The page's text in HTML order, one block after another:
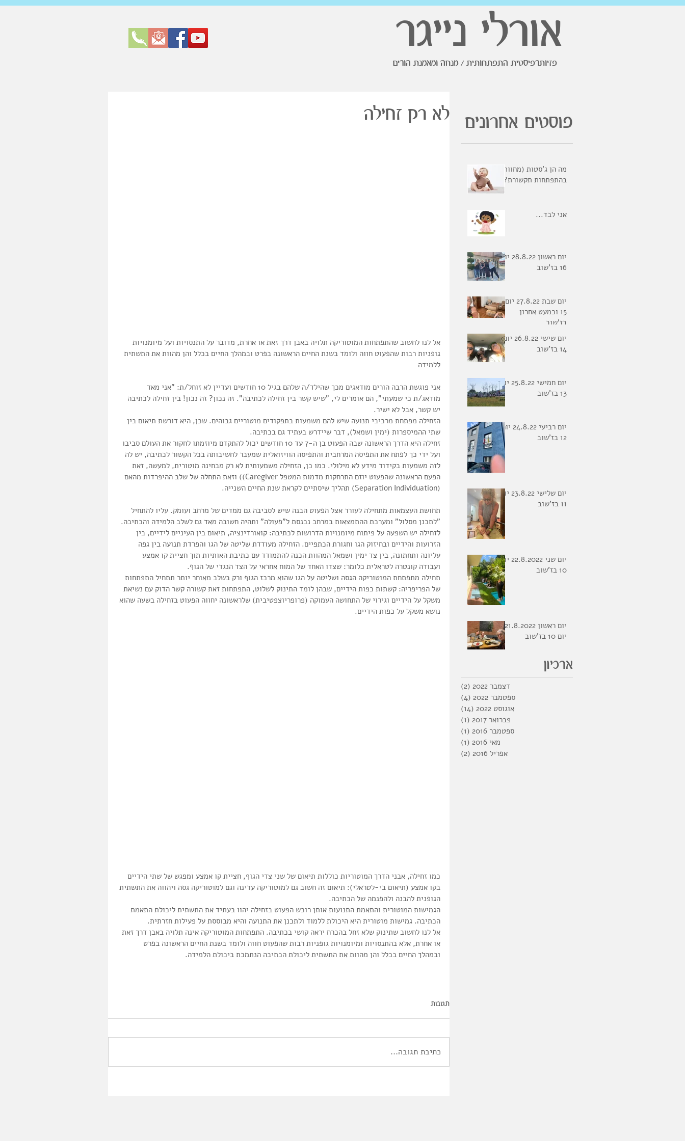
פזיותרפיסטית התפתחותית / מנחה ומאמנת הורים
אורלי נייגר
לא רק זחילה
אל לנו לחשוב שהתפתחות המוטוריקה תלויה באבן דרך זאת או אחרת, מדובר על התנסויות ועל מיומנויות
גופניות רבות שהפעוט חווה ולומד בשנת החיים הראשונה בפרט ובמהלך החיים בכלל והן מהוות את התשתית
ללמידה
אני פוגשת הרבה הורים מודאגים מכך שהילד/ה שלהם בגיל 10 חודשים ועדיין לא זוחל/ת: "אני מאד
מודאג/ת כי שמעתי", הם אומרים לי, "שיש קשר בין זחילה לכתיבה". זה נכון? זה נכון! בין זחילה לכתיבה
יש קשר, אבל לא ישיר.
הזחילה מפתחת מרכיבי תנועה שיש להם משמעות בתפקודים מוטוריים גבוהים. שכן, היא דורשת תיאום בין
שתי ההמיספרות (ימין ושמאל), דבר שיידרש בעתיד גם בכתיבה.
זחילה היא הדרך הראשונה שבה הפעוט בן ה-7 עד 10 חודשים יכול להתקדם מיוזמתו לחקור את העולם סביבו
ועל ידי כך לפתח את התפיסה המרחבית והתפיסה הוויזואלית שמעבר לחשיבותה בכל הקשור לכתיבה, יש לה
לזה משמעות בקידוד מידע לא מילולי. כמו כן, הזחילה משמעותית לא רק מבחינה מוטורית, למעשה, זאת
הפעם הראשונה שהפעוט יוזם התרחקות מדמות המטפל Caregiver)) וזאת התחלה של שלב ההיפרדות מהאם
(Separation Individuation) תהליך שיסתיים לקראת שנת החיים השנייה.
תחושת העצמאות מתחילה לעורר אצל הפעוט הבנה שיש לסביבה גם ממדים של מרחב ועומק. עליו להתחיל
"לתכנן מסלול" ומערכת ההתמצאות במרחב נכנסת ל"פעולה" ותהיה חשובה מאד גם לשלב הלמידה והכתיבה.
לזחילה יש השפעה על פיתוח מיומנויות הדרושות לכתיבה: קואורדינציה, תיאום בין העיניים לידיים, בין
הזרועות והידיים ובחיזוק הגו וחגורת הכתפיים. הזחילה מעודדת שליטה של הגו והפרדת תנועה בין גפה
עליונה ותחתונה, בין צד ימין ושמאל המהוות הכנה להתמודד עם כתיבת האותיות תוך חציית קו אמצע
ועבודה קונטרה לטראלית כלומר: שצדו האחד של המוח אחראי על הצד הנגדי של הגוף.
תחילה מתפתחת המוטוריקה הגסה ושליטה על הגו שהוא מרכז הגוף ורק בשלב מאוחר יותר תתחיל התפתחות
של הפריפריה: קשתות כפות הידיים, שבהן לומד התינוק לשלוט, התפתחות זאת קשורה קשר הדוק עם נשיאת
משקל על הידיים וגירוי של התחושה העמוקה (פרופריוצפטיבית) שלראשונה יחווה הפעוט בזחילה בשעה שהוא
נושא משקל על כפות הידיים.
כמו זחילה, אבני הדרך המוטוריות כוללות תיאום של שני צדי הגוף, חציית קו אמצע ומפגש של שתי הידיים
בקו אמצע (תיאום בי-לטראלי): תיאום זה חשוב גם למוטוריקה עדינה וגם למוטוריקה גסה ויהווה את התשתית
הגופנית להבנה ולהפנמה של הכתיבה.
הגמישות המוטורית והתאמת התנועות אותן רוכש הפעוט בזחילה יהוו בעתיד את התשתית ליכולת התאמת
הכתיבה. גמישות מוטורית היא היכולת ללמוד ולתכנן את התנועה והיא מבוססת על פעילות חזרתית.
אל לנו לחשוב שתינוק שלא זחל בהכרח יראה קושי בכתיבה. התפתחות המוטוריקה אינה תלויה באבן דרך זאת
או אחרת, אלא בהתנסויות ומיומנויות גופניות רבות שהפעוט חווה ולומד בשנת החיים הראשונה בפרט
ובמהלך החיים בכלל והן מהוות את התשתית ליכולת הכתיבה הנתמכת ביכולת הלמידה.
תגובות
כתיבת תגובה...
פוסטים אחרונים
מה הן ג'סטות (מחוות)
בהתפתחות תקשורת?
אני לבד...
יום ראשון 28.8.22 יום
16 בז'שוב
יום שבת 27.8.22 יום
15 וכמעט אחרון
בז'שוב
יום שישי 26.8.22 יום
14 בז'שוב
יום חמישי 25.8.22 יום
13 בז'שוב
יום רביעי 24.8.22 יום
12 בז'שוב
יום שלישי 23.8.22 יום
11 בז'שוב
יום שני 22.8.2022 יום
10 בז'שוב
יום ראשון 21.8.2022
יום 10 בז'שוב
ארכיון
דצמבר 2022 (2)
ספטמבר 2022
(4)
אוגוסט 2022
(14)
פברואר 2017
(1)
ספטמבר 2016
(1)
מאי 2016
(1)
אפריל 2016
(2)